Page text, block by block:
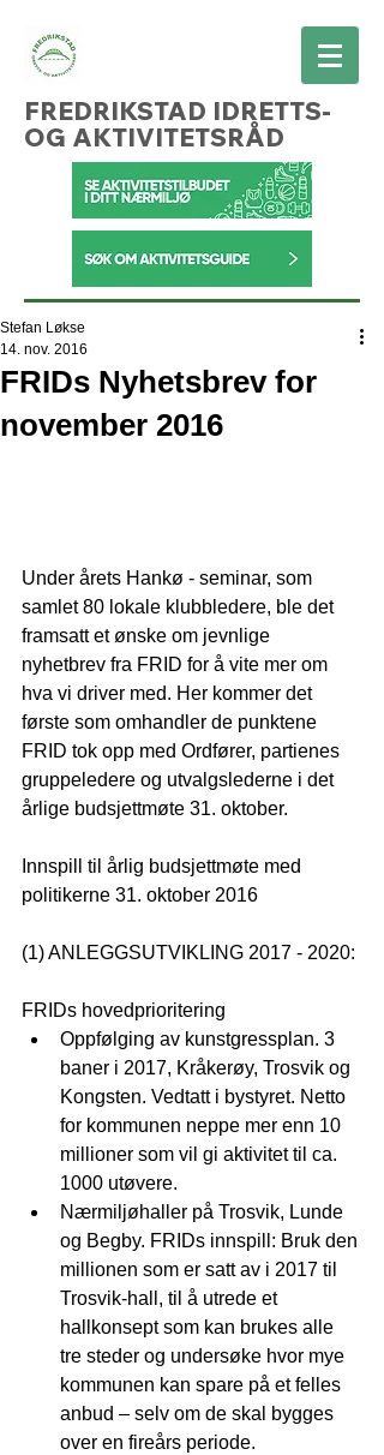
FREDRIKSTAD IDRETTS-
OG AKTIVITETSRÅD
FRIDs Nyhetsbrev for
november 2016
Stefan Løkse
14. nov. 2016
Under årets Hankø - seminar, som
samlet 80 lokale klubbledere, ble det
framsatt et ønske om jevnlige
nyhetbrev fra FRID for å vite mer om
hva vi driver med. Her kommer det
første som omhandler de punktene
FRID tok opp med Ordfører, partienes
gruppeledere og utvalgslederne i det
årlige budsjettmøte 31. oktober.
Innspill til årlig budsjettmøte med
politikerne 31. oktober 2016
(1) ANLEGGSUTVIKLING 2017 - 2020:
FRIDs hovedprioritering
Oppfølging av kunstgressplan. 3
baner i 2017, Kråkerøy, Trosvik og
Kongsten. Vedtatt i bystyret. Netto
for kommunen neppe mer enn 10
millioner som vil gi aktivitet til ca.
1000 utøvere.
Nærmiljøhaller på Trosvik, Lunde
og Begby. FRIDs innspill: Bruk den
millionen som er satt av i 2017 til
Trosvik-hall, til å utrede et
hallkonsept som kan brukes alle
tre steder og undersøke hvor mye
kommunen kan spare på et felles
anbud – selv om de skal bygges
over en fireårs periode.